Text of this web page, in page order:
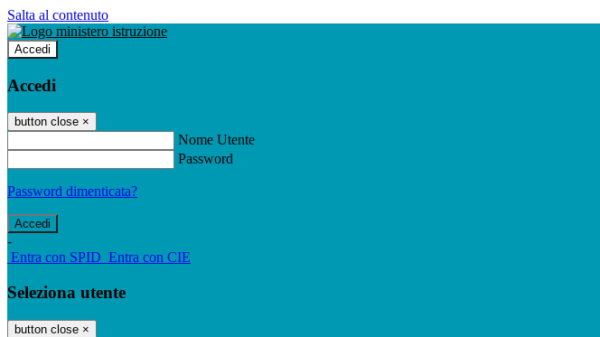
Salta al contenuto
Accedi
Accedi
button close ×
Nome Utente
Password
Password dimenticata?
-
Entra con SPID Entra con CIE
Seleziona utente
button close ×